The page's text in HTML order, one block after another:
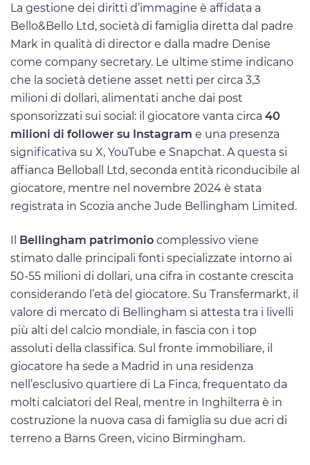
La gestione dei diritti d’immagine è affidata a
Bello&Bello Ltd, società di famiglia diretta dal padre
Mark in qualità di director e dalla madre Denise
come company secretary. Le ultime stime indicano
che la società detiene asset netti per circa 3,3
milioni di dollari, alimentati anche dai post
sponsorizzati sui social: il giocatore vanta circa 40
milioni di follower su Instagram e una presenza
significativa su X, YouTube e Snapchat. A questa si
affianca Belloball Ltd, seconda entità riconducibile al
giocatore, mentre nel novembre 2024 è stata
registrata in Scozia anche Jude Bellingham Limited.
Bellingham patrimonio complessivo viene
stimato dalle principali fonti specializzate intorno ai
50-55 milioni di dollari, una cifra in costante crescita
considerando l’età del giocatore. Su Transfermarkt, il
valore di mercato di Bellingham si attesta tra i livelli
più alti del calcio mondiale, in fascia con i top
assoluti della classifica. Sul fronte immobiliare, il
giocatore ha sede a Madrid in una residenza
nell’esclusivo quartiere di La Finca, frequentato da
molti calciatori del Real, mentre in Inghilterra è in
costruzione la nuova casa di famiglia su due acri di
terreno a Barns Green, vicino Birmingham.